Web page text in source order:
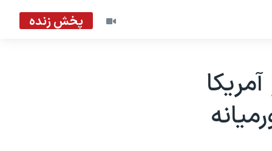
پخش زنده